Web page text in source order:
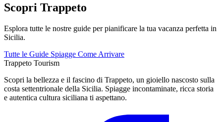
Scopri Trappeto
Esplora tutte le nostre guide per pianificare la tua vacanza perfetta in
Sicilia.
Tutte le Guide Spiagge Come Arrivare
Trappeto Tourism
Scopri la bellezza e il fascino di Trappeto, un gioiello nascosto sulla
costa settentrionale della Sicilia. Spiagge incontaminate, ricca storia
e autentica cultura siciliana ti aspettano.